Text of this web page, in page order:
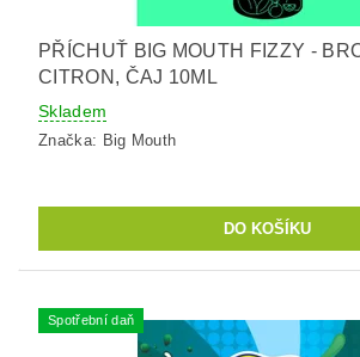
PŘÍCHUŤ BIG MOUTH FIZZY -
CITRON, ČAJ 10ML
Skladem
Značka: Big Mouth
Spotřební daň